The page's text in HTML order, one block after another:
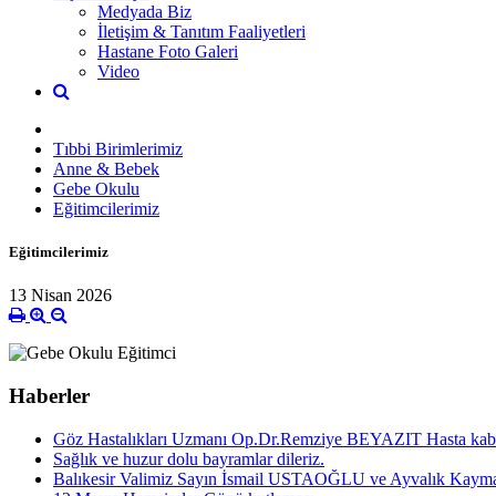
Medyada Biz
İletişim & Tanıtım Faaliyetleri
Hastane Foto Galeri
Video
Tıbbi Birimlerimiz
Anne & Bebek
Gebe Okulu
Eğitimcilerimiz
Eğitimcilerimiz
13 Nisan 2026
Haberler
Göz Hastalıkları Uzmanı Op.Dr.Remziye BEYAZIT Hasta
Sağlık ve huzur dolu bayramlar dileriz.
Balıkesir Valimiz Sayın İsmail USTAOĞLU ve Ayvalık